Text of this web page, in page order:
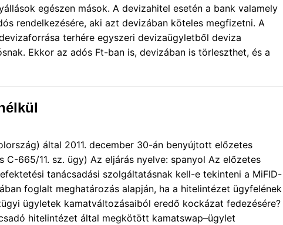
egészen mások. A devizahitel esetén a bank valamely
rendelkezésére, aki azt devizában köteles megfizetni. A
terhére egyszeri devizaügyletből deviza
Ekkor az adós Ft-ban is, devizában is törleszthet, és a
által 2011. december 30-án benyújtott előzetes
665/11. sz. ügy) Az eljárás nyelve: spanyol Az előzetes
tanácsadási szolgáltatásnak kell-e tekinteni a MiFID-
foglalt meghatározás alapján, ha a hitelintézet ügyfelének
ügyletek kamatváltozásaiból eredő kockázat fedezésére?
hitelintézet által megkötött kamatswap–ügylet